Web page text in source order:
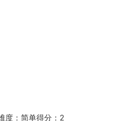
度：简单得分：2